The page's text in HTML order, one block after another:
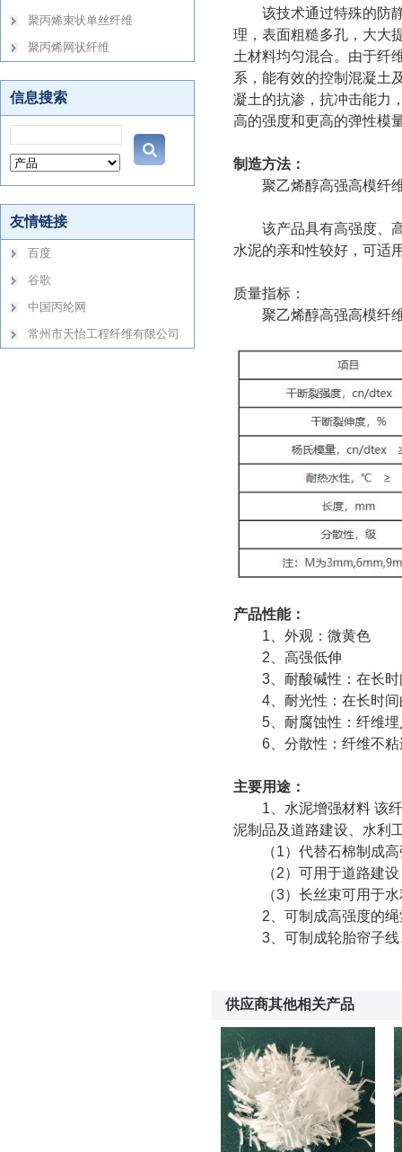
该技术通过特殊的防
理，表面粗糙多孔，大大
土材料均匀混合。由于纤
系，能有效的控制混凝土
凝土的抗渗，抗冲击能力
高的强度和更高的弹性模
制造方法：
聚乙烯醇高强高模纤
该产品具有高强度、
水泥的亲和性较好，可适
质量指标：
聚乙烯醇高强高模纤
产品性能：
1、外观：微黄色
2、高强低伸
3、耐酸碱性：在长
4、耐光性：在长时
5、耐腐蚀性：纤维
6、分散性：纤维不
主要用途：
1、水泥增强材料 该
泥制品及道路建设、水利
（1）代替石棉制成
（2）可用于道路建
（3）长丝束可用于
2、可制成高强度的
3、可制成轮胎帘子
供应商其他相关产品